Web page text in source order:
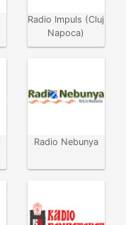
Radio Impuls (Cluj
Napoca)
Radio Nebunya